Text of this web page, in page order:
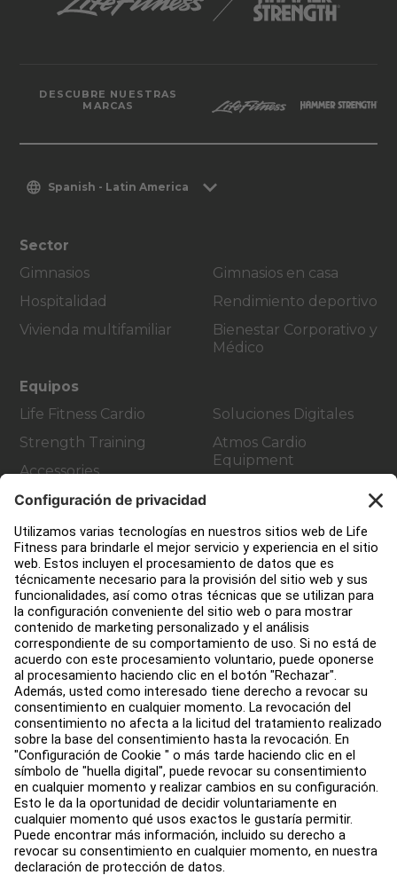
DESCUBRE NUESTRAS
MARCAS
Spanish - Latin America
Sector
Gimnasios
Hospitalidad
Vivienda multifamiliar
Gimnasios en casa
Rendimiento deportivo
Bienestar Corporativo y
Médico
Equipos
Life Fitness Cardio
Strength Training
Accessories
Soluciones Digitales
Atmos Cardio
Equipment
Atención al Cliente
Design de gimnasio
Centro de servicios
Centro de Educación
Acerca de
Buscar un distribuidor
Encuentre una tienda
Legal
Accesibilidad
Iniciar sesión en Facility Connect